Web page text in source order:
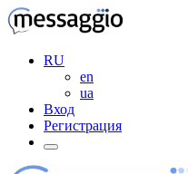
RU
en
ua
Вход
Регистрация